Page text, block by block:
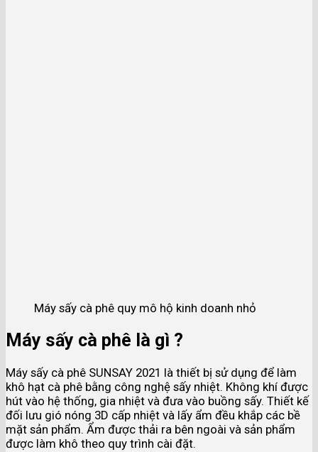
Máy sấy cà phê quy mô hộ kinh doanh nhỏ
Máy sấy cà phê là gì ?
Máy sấy cà phê SUNSAY 2021 là thiết bị sử dụng để làm
khô hạt cà phê bằng công nghệ sấy nhiệt. Không khí được
hút vào hệ thống, gia nhiệt và đưa vào buồng sấy. Thiết kế
đối lưu gió nóng 3D cấp nhiệt và lấy ẩm đều khắp các bề
mặt sản phẩm. Ẩm được thải ra bên ngoài và sản phẩm
được làm khô theo quy trình cài đặt.